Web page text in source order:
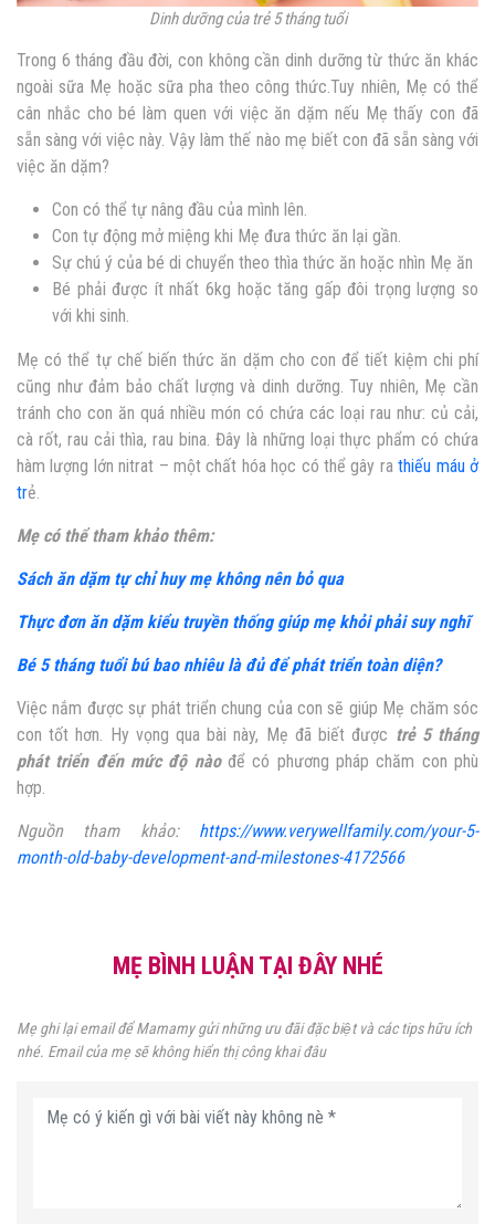
Dinh dưỡng của trẻ 5 tháng tuổi
Trong 6 tháng đầu đời, con không cần dinh dưỡng từ thức ăn khác
ngoài sữa Mẹ hoặc sữa pha theo công thức.Tuy nhiên, Mẹ có thể
cân nhắc cho bé làm quen với việc ăn dặm nếu Mẹ thấy con đã
sẵn sàng với việc này. Vậy làm thế nào mẹ biết con đã sẵn sàng với
việc ăn dặm?
Con có thể tự nâng đầu của mình lên.
Con tự động mở miệng khi Mẹ đưa thức ăn lại gần.
Sự chú ý của bé di chuyển theo thìa thức ăn hoặc nhìn Mẹ ăn
Bé phải được ít nhất 6kg hoặc tăng gấp đôi trọng lượng so
với khi sinh.
Mẹ có thể tự chế biến thức ăn dặm cho con để tiết kiệm chi phí
cũng như đảm bảo chất lượng và dinh dưỡng. Tuy nhiên, Mẹ cần
tránh cho con ăn quá nhiều món có chứa các loại rau như: củ cải,
cà rốt, rau cải thìa, rau bina. Đây là những loại thực phẩm có chứa
hàm lượng lớn nitrat – một chất hóa học có thể gây rathiếu máu ở
trẻ.
Mẹ có thể tham khảo thêm:
Sách ăn dặm tự chỉ huy mẹ không nên bỏ qua
Thực đơn ăn dặm kiểu truyền thống giúp mẹ khỏi phải suy nghĩ
Bé 5 tháng tuổi bú bao nhiêu là đủ để phát triển toàn diện?
Việc nắm được sự phát triển chung của con sẽ giúp Mẹ chăm sóc
con tốt hơn. Hy vọng qua bài này, Mẹ đã biết được trẻ 5 tháng
phát triển đến mức độ nàođể có phương pháp chăm con phù
hợp.
Nguồn tham khảo: https://www.verywellfamily.com/your-5-
month-old-baby-development-and-milestones-4172566
MẸ BÌNH LUẬN TẠI ĐÂY NHÉ
Mẹ ghi lại email để Mamamy gửi những ưu đãi đặc biệt và các tips hữu ích
nhé. Email của mẹ sẽ không hiển thị công khai đâu